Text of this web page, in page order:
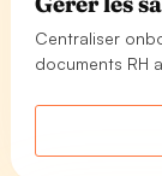
Centraliser
documents RH